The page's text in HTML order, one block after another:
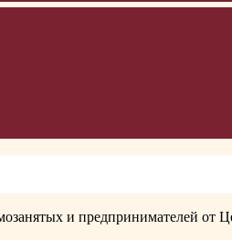
и предпринимателей от